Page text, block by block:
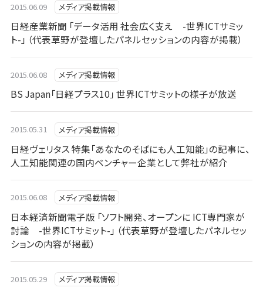
2015.06.09 メディア掲載情報
日経産業新聞 「データ活用 社会広く支え -世界ICTサミッ
ト-」 （代表草野が登壇したパネルセッションの内容が掲載）
2015.06.08 メディア掲載情報
BS Japan「日経プラス10」 世界ICTサミットの様子が放送
2015.05.31 メディア掲載情報
日経ヴェリタス 特集「あなたのそばにも人工知能」の記事に、
人工知能関連の国内ベンチャー企業として弊社が紹介
2015.06.08 メディア掲載情報
日本経済新聞電子版 「ソフト開発、オープンに ICT専門家が
討論 -世界ICTサミット-」 （代表草野が登壇したパネルセッ
ションの内容が掲載）
2015.05.29 メディア掲載情報